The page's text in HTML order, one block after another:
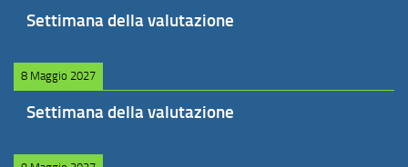
Settimana della valutazione
8 Maggio 2027
Settimana della valutazione